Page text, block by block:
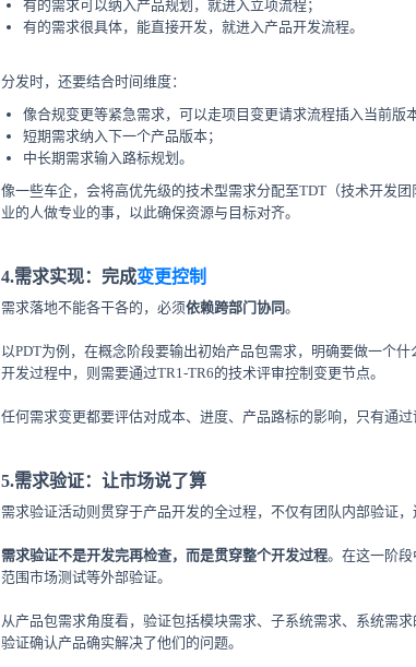
有的需求可以纳入产品规划，就进入立项流程；
有的需求很具体，能直接开发，就进入产品开发流程。
分发时，还要结合时间维度：
像合规变更等紧急需求，可以走项目变更请求流程插入当前版本
短期需求纳入下一个产品版本；
中长期需求输入路标规划。
像一些车企，会将高优先级的技术型需求分配至TDT（技术开发团
业的人做专业的事，以此确保资源与目标对齐。
4.需求实现：完成变更控制
需求落地不能各干各的，必须依赖跨部门协同。
以PDT为例，在概念阶段要输出初始产品包需求，明确要做一个
开发过程中，则需要通过TR1-TR6的技术评审控制变更节点。
任何需求变更都要评估对成本、进度、产品路标的影响，只有通
5.需求验证：让市场说了算
需求验证活动则贯穿于产品开发的全过程，不仅有团队内部验证，
需求验证不是开发完再检查，而是贯穿整个开发过程。在这一阶
范围市场测试等外部验证。
从产品包需求角度看，验证包括模块需求、子系统需求、系统需
验证确认产品确实解决了他们的问题。